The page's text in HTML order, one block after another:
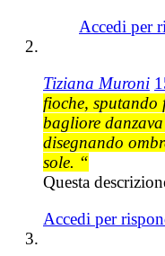
Accedi per
Tiziana Muroni
fioche, sputando
bagliore
disegnando
sole. “
Questa
Accedi per